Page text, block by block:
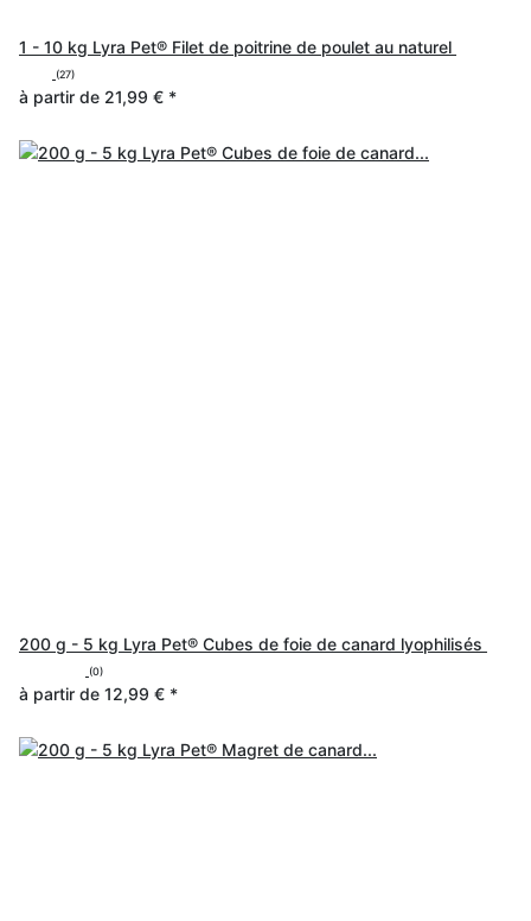
1 - 10 kg Lyra Pet® Filet de poitrine de poulet au naturel
(27)
à partir de 21,99 € *
200 g - 5 kg Lyra Pet® Cubes de foie de canard lyophilisés
(0)
à partir de 12,99 € *